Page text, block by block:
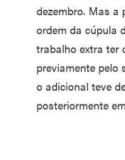
dezembro. Mas a
ordem da cúpula
traba­lho extra ter
previamente pelo
o adicional teve
posteriormente